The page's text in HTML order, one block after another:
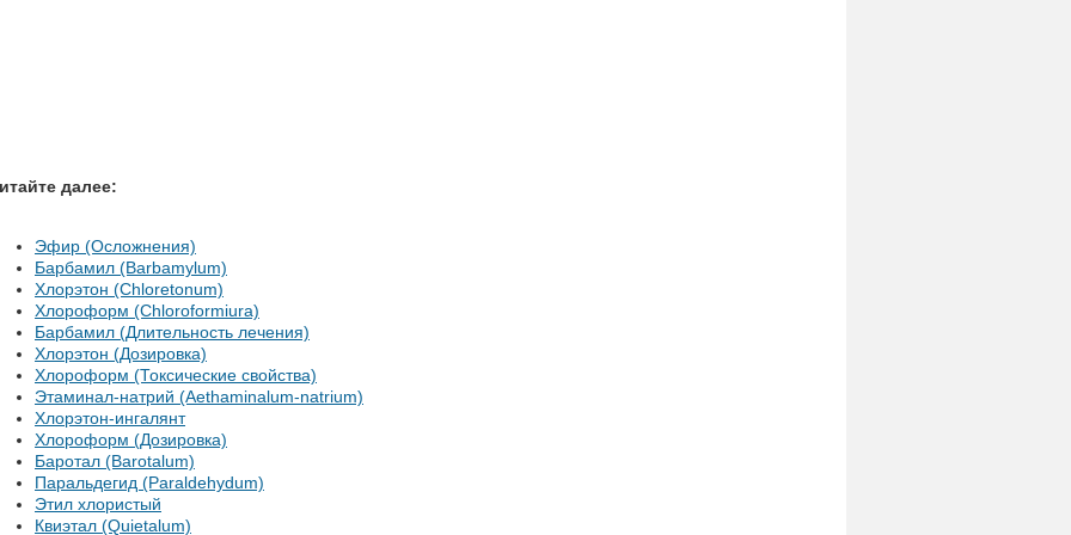
далее:
Эфир (Осложнения)
Барбамил (Barbamylum)
Хлорэтон (Chloretonum)
Хлороформ (Chloroformiura)
Барбамил (Длительность лечения)
Хлорэтон (Дозировка)
Хлороформ (Токсические свойства)
Этаминал-натрий (Aethaminalum-natrium)
Хлорэтон-ингалянт
Хлороформ (Дозировка)
Баротал (Barotalum)
Паральдегид (Paraldehydum)
Этил хлористый
Квиэтал (Quietalum)